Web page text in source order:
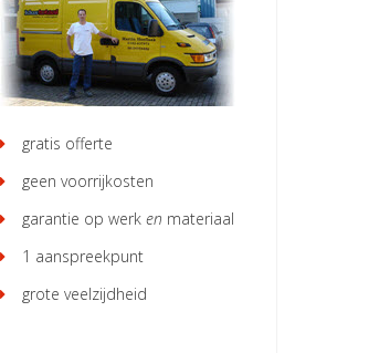
gratis offerte
geen voorrijkosten
garantie op werk en materiaal
1 aanspreekpunt
grote veelzijdheid